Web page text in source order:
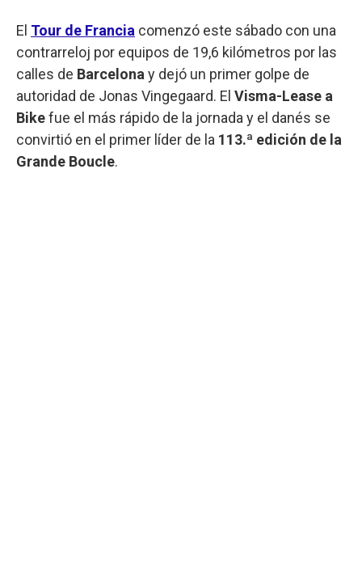
El Tour de Francia comenzó este sábado con una
contrarreloj por equipos de 19,6 kilómetros por las
calles de Barcelona y dejó un primer golpe de
autoridad de Jonas Vingegaard. El Visma-Lease a
Bikefue el más rápido de la jornada y el danés se
convirtió en el primer líder de la 113.ª edición de la
Grande Boucle.